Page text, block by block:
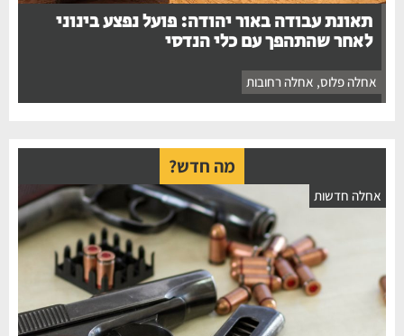
תאונת עבודה באור יהודה: פועל נפצע בינוני
לאחר שהתהפך עם כלי הנדסי
אחלה פלוס ,אחלה רחובות
מה חדש?
חדשות